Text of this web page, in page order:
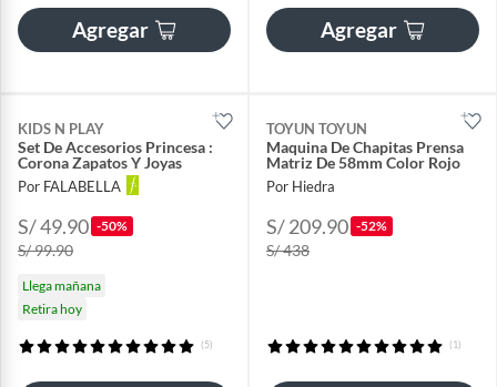
Agregar Agregar
KIDS N PLAY
Set De Accesorios Princesa :
Corona Zapatos Y Joyas
Por FALABELLA
S/ 49.90 -50%
S/ 99.90
Llega mañana
Retira hoy
(5)
TOYUN TOYUN
Maquina De Chapitas Prensa
Matriz De 58mm Color Rojo
Por Hiedra
S/ 209.90 -52%
S/ 438
(1)